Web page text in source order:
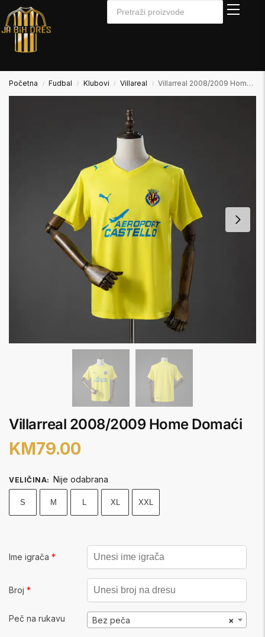
Početna / Fudbal / Klubovi / Villareal / Villarreal 2008/2009 Home Domaći
Villarreal 2008/2009 Home Domaći
KM79.00
VELIČINA: Nije odabrana
S M L XL XXL
Ime igrača *
Broj *
Peč na rukavu ×
Bez peča